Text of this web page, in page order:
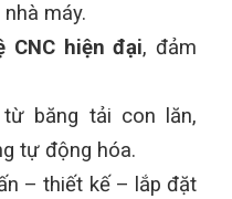
máy.
CNC hiện đại, đảm
băng tải con lăn,
tự động hóa.
– thiết kế – lắp đặt